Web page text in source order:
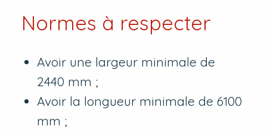
Normes à respecter
Avoir une largeur minimale de
2440 mm ;
Avoir la longueur minimale de 6100
mm ;